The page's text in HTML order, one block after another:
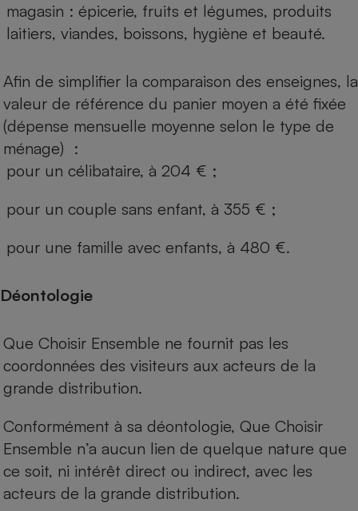
magasin : épicerie, fruits et légumes, produits
laitiers, viandes, boissons, hygiène et beauté.
Afin de simplifier la comparaison des enseignes, la
valeur de référence du panier moyen a été fixée
(dépense mensuelle moyenne selon le type de
ménage) :
pour un célibataire, à 204 € ;
pour un couple sans enfant, à 355 € ;
pour une famille avec enfants, à 480 €.
Déontologie
Que Choisir Ensemble ne fournit pas les
coordonnées des visiteurs aux acteurs de la
grande distribution.
Conformément à sa déontologie, Que Choisir
Ensemble n’a aucun lien de quelque nature que
ce soit, ni intérêt direct ou indirect, avec les
acteurs de la grande distribution.